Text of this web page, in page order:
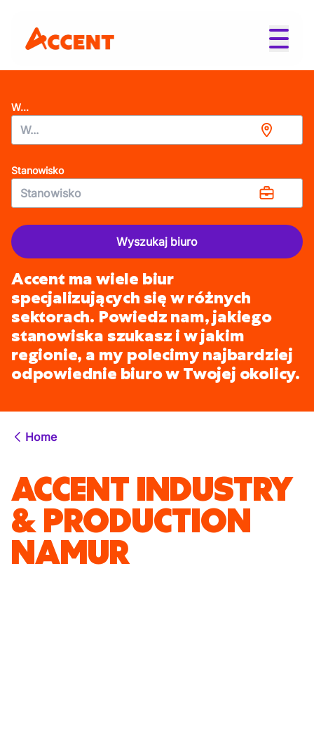
W...
Stanowisko
Wyszukaj biuro
Accent ma wiele biur
specjalizujących się w różnych
sektorach. Powiedz nam, jakiego
stanowiska szukasz i w jakim
regionie, a my polecimy najbardziej
odpowiednie biuro w Twojej okolicy.
Home
ACCENT INDUSTRY
& PRODUCTION
NAMUR